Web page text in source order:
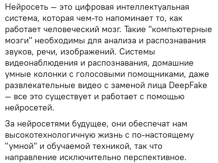
Нейросеть — это цифровая интеллектуальная
система, которая чем-то напоминает то, как
работает человеческий мозг. Такие "компьютерные
мозги" необходимы для анализа и распознавания
звуков, речи, изображений. Системы
видеонаблюдения и распознавания, домашние
умные колонки с голосовыми помощниками, даже
развлекательные видео с заменой лица DeepFake
— все это существует и работает с помощью
нейросетей.
За нейросетями будущее, они обеспечат нам
высокотехнологичную жизнь с по-настоящему
"умной" и обучаемой техникой, так что
направление исключительно перспективное.